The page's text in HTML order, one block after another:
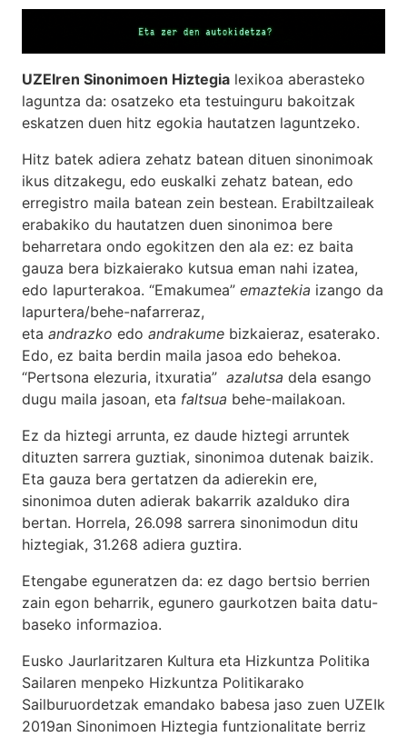
UZEIren Sinonimoen Hiztegia lexikoa aberasteko
laguntza da: osatzeko eta testuinguru bakoitzak
eskatzen duen hitz egokia hautatzen laguntzeko.
Hitz batek adiera zehatz batean dituen sinonimoak
ikus ditzakegu, edo euskalki zehatz batean, edo
erregistro maila batean zein bestean. Erabiltzaileak
erabakiko du hautatzen duen sinonimoa bere
beharretara ondo egokitzen den ala ez: ez baita
gauza bera bizkaierako kutsua eman nahi izatea,
edo lapurterakoa. “Emakumea” emaztekia izango da
lapurtera/behe-nafarreraz,
eta andrazko edo andrakume bizkaieraz, esaterako.
Edo, ez baita berdin maila jasoa edo behekoa.
“Pertsona elezuria, itxuratia” azalutsa dela esango
dugu maila jasoan, eta faltsua behe-mailakoan.
Ez da hiztegi arrunta, ez daude hiztegi arruntek
dituzten sarrera guztiak, sinonimoa dutenak baizik.
Eta gauza bera gertatzen da adierekin ere,
sinonimoa duten adierak bakarrik azalduko dira
bertan. Horrela, 26.098 sarrera sinonimodun ditu
hiztegiak, 31.268 adiera guztira.
Etengabe eguneratzen da: ez dago bertsio berrien
zain egon beharrik, egunero gaurkotzen baita datu-
baseko informazioa.
Eusko Jaurlaritzaren Kultura eta Hizkuntza Politika
Sailaren menpeko Hizkuntza Politikarako
Sailburuordetzak emandako babesa jaso zuen UZEIk
2019an Sinonimoen Hiztegia funtzionalitate berriz